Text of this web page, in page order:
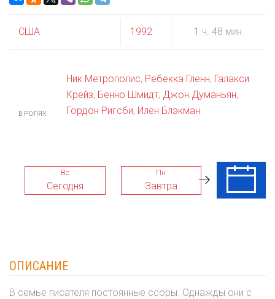
США 1992 1 ч. 48 мин.
В РОЛЯХ
Ник Метрополис, Ребекка Гленн, Галакси
Крейз, Бенно Шмидт, Джон Думаньян,
Гордон Ригсби, Илен Блэкман
Вс
Сегодня
Пн
Завтра
Вт
ОПИСАНИЕ
В семье писателя постоянные ссоры. Однажды они с